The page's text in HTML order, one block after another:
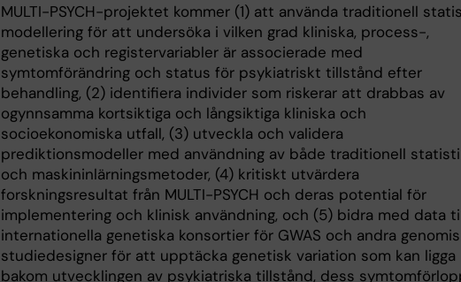
MULTI-PSYCH-projektet kommer (1) att använda traditionell
modellering för att undersöka i vilken grad kliniska, process-,
genetiska och registervariabler är associerade med
symtomförändring och status för psykiatriskt tillstånd efter
behandling, (2) identifiera individer som riskerar att drabbas av
ogynnsamma kortsiktiga och långsiktiga kliniska och
socioekonomiska utfall, (3) utveckla och validera
prediktionsmodeller med användning av både traditionell
och maskininlärningsmetoder, (4) kritiskt utvärdera
forskningsresultat från MULTI-PSYCH och deras potential för
implementering och klinisk användning, och (5) bidra med data
internationella genetiska konsortier för GWAS och andra
studiedesigner för att upptäcka genetisk variation som kan ligga
bakom utvecklingen av psykiatriska tillstånd, dess